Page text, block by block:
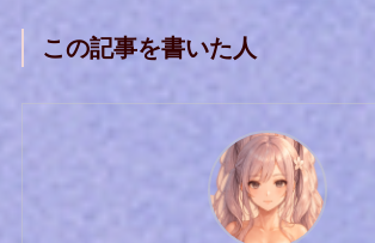
この記事を書いた人